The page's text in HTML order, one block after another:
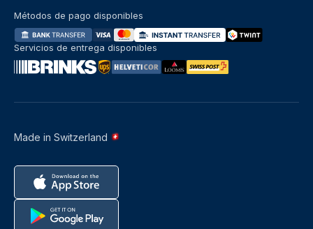
Made in Switzerland
Métodos de pago disponibles
Servicios de entrega disponibles